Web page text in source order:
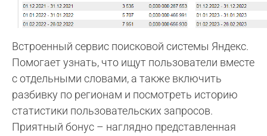
Встроенный сервис поисковой системы Яндекс.
Помогает узнать, что ищут пользователи вместе
с отдельными словами, а также включить
разбивку по регионам и посмотреть историю
статистики пользовательских запросов.
Приятный бонус – наглядно представленная